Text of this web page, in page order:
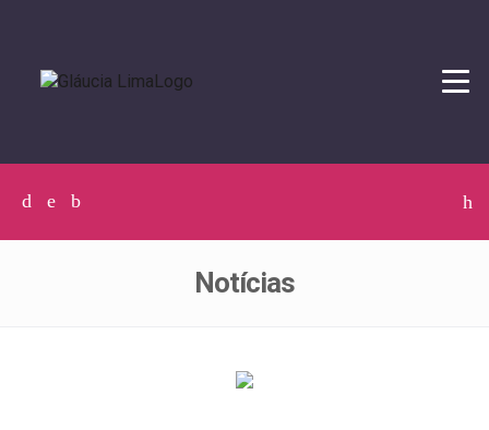
Facebook
TwitterInstagram
Notícias